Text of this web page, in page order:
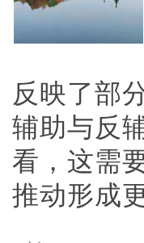
反映了部
辅助与反
看，这需
推动形成